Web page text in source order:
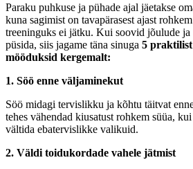
Paraku puhkuse ja pühade ajal jäetakse
kuna sagimist on tavapärasest ajast
treeninguks ei jätku. Kui soovid jõulude ja
püsida, siis jagame täna sinuga 5
mööduksid kergemalt:
1. Söö enne väljaminekut
Söö midagi tervislikku ja kõhtu täitvat
tehes vähendad kiusatust rohkem süüa,
vältida ebatervislikke valikuid.
2. Väldi toidukordade vahele jätmist